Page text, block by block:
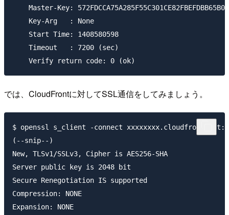
Master-Key:
    Key-Arg   : None
    Start Time: 1408580598
    Timeout   : 7200 (sec)
では、CloudFrontに対してSSL通信をしてみましょう。
$ openssl s_client -connect
(--snip--)
New, TLSv1/SSLv3, Cipher is AES256-SHA
Server public key is 2048 bit
Secure Renegotiation IS supported
Compression: NONE
Expansion: NONE